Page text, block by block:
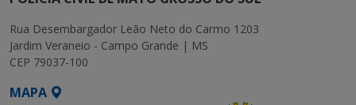
Rua Desembargador Leão Neto do Carmo 1203
Jardim Veraneio - Campo Grande | MS
CEP 79037-100
MAPA